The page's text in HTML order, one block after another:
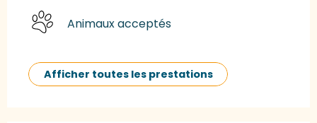
Animaux acceptés
Afficher toutes les prestations